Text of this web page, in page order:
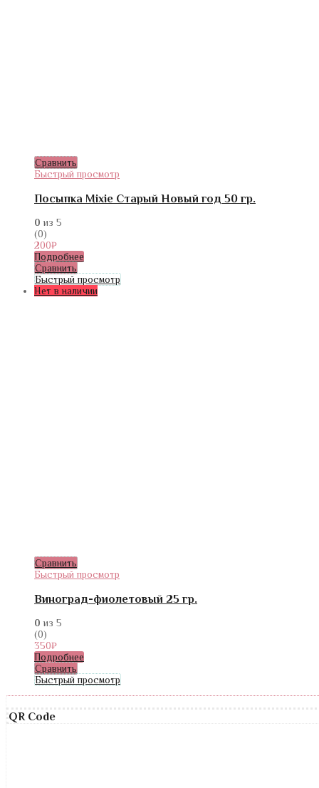
Сравнить
Быстрый просмотр
Посыпка Mixie Старый Новый год 50 гр.
0 из 5
(0)
200₽
Подробнее
Сравнить
Быстрый просмотр
Нет в наличии
Сравнить
Быстрый просмотр
Виноград-фиолетовый 25 гр.
0 из 5
(0)
350₽
Подробнее
Сравнить
Быстрый просмотр
QR Code